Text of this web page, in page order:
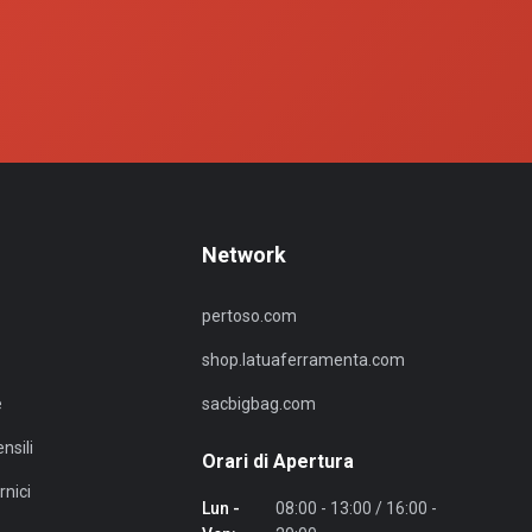
Network
pertoso.com
shop.latuaferramenta.com
sacbigbag.com
Orari di Apertura
Lun -
08:00 - 13:00 / 16:00 -